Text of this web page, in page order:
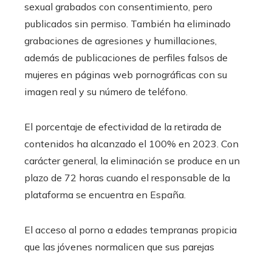
sexual grabados con consentimiento, pero
publicados sin permiso. También ha eliminado
grabaciones de agresiones y humillaciones,
además de publicaciones de perfiles falsos de
mujeres en páginas web pornográficas con su
imagen real y su número de teléfono.
El porcentaje de efectividad de la retirada de
contenidos ha alcanzado el 100% en 2023. Con
carácter general, la eliminación se produce en un
plazo de 72 horas cuando el responsable de la
plataforma se encuentra en España.
El acceso al porno a edades tempranas propicia
que las jóvenes normalicen que sus parejas